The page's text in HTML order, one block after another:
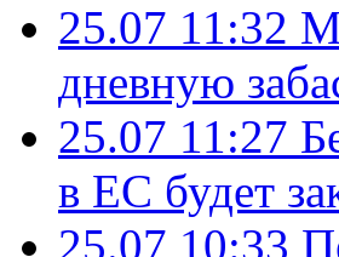
25.07 11:32
дневную
25.07 11:27
в ЕС будет
25.07 10:33